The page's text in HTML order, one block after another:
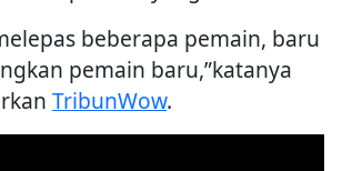
beberapa pemain, baru
pemain baru,”katanya
TribunWow.